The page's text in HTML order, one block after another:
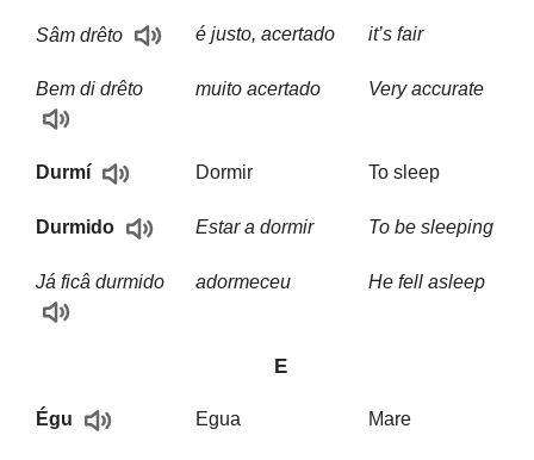
Sâm drêto é justo, acertado it’s fair
Bem di drêto muito acertado Very accurate
Durmí Dormir To sleep
Durmido Estar a dormir To be sleeping
Já ficâ durmido adormeceu He fell asleep
E
Égu Egua Mare